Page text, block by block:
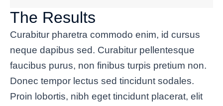
The Results
Curabitur pharetra commodo enim, id cursus
neque dapibus sed. Curabitur pellentesque
faucibus purus, non finibus turpis pretium non.
Donec tempor lectus sed tincidunt sodales.
Proin lobortis, nibh eget tincidunt placerat, elit